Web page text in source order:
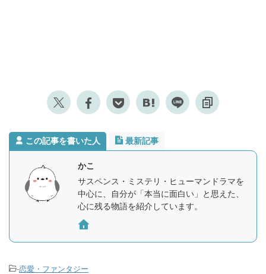
この記事を書いた人 最新記事
かこ
サスペンス・ミステリ・ヒューマンドラマを
中心に、自分が「本当に面白い」と思えた、
心に残る物語を紹介しています。
-恋愛・ファンタジー